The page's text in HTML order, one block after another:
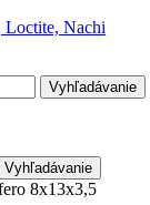
Vyhľadávanie
Vyhľadávanie
8x13x3,5